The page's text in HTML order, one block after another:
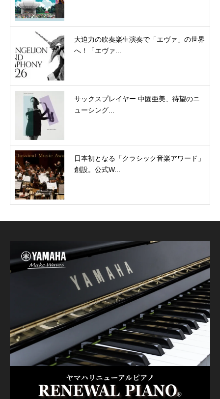
大迫力の吹奏楽生演奏で「エヴァ」の世界
へ！「エヴァ...
サックスプレイヤー 中園亜美、待望のニ
ューシング...
日本初となる「クラシック音楽アワード」
創設。公式W...